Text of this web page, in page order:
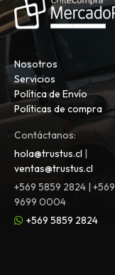
Nosotros
Servicios
Política de Envío
Políticas de compra
Contáctanos:
hola@trustus.cl |
ventas@trustus.cl
+569 5859 2824 | +569
9699 0004
+569 5859 2824